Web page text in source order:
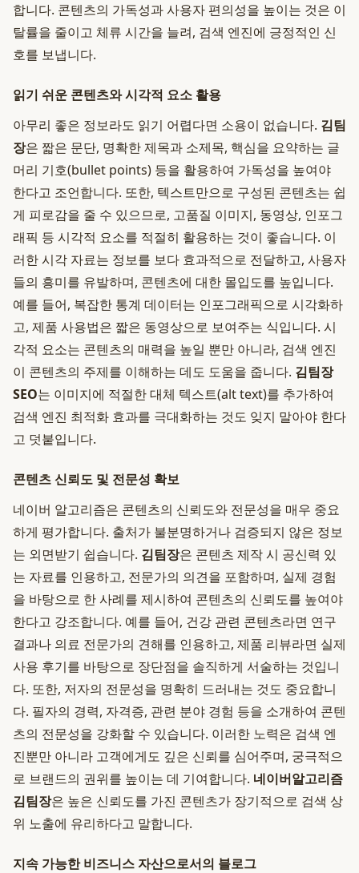
합니다. 콘텐츠의 가독성과 사용자 편의성을 높이는 것은 이
탈률을 줄이고 체류 시간을 늘려, 검색 엔진에 긍정적인 신
호를 보냅니다.
읽기 쉬운 콘텐츠와 시각적 요소 활용
아무리 좋은 정보라도 읽기 어렵다면 소용이 없습니다. 김팀
장은 짧은 문단, 명확한 제목과 소제목, 핵심을 요약하는 글
머리 기호(bullet points) 등을 활용하여 가독성을 높여야
한다고 조언합니다. 또한, 텍스트만으로 구성된 콘텐츠는 쉽
게 피로감을 줄 수 있으므로, 고품질 이미지, 동영상, 인포그
래픽 등 시각적 요소를 적절히 활용하는 것이 좋습니다. 이
러한 시각 자료는 정보를 보다 효과적으로 전달하고, 사용자
들의 흥미를 유발하며, 콘텐츠에 대한 몰입도를 높입니다.
예를 들어, 복잡한 통계 데이터는 인포그래픽으로 시각화하
고, 제품 사용법은 짧은 동영상으로 보여주는 식입니다. 시
각적 요소는 콘텐츠의 매력을 높일 뿐만 아니라, 검색 엔진
이 콘텐츠의 주제를 이해하는 데도 도움을 줍니다. 김팀장
SEO는 이미지에 적절한 대체 텍스트(alt text)를 추가하여
검색 엔진 최적화 효과를 극대화하는 것도 잊지 말아야 한다
고 덧붙입니다.
콘텐츠 신뢰도 및 전문성 확보
네이버 알고리즘은 콘텐츠의 신뢰도와 전문성을 매우 중요
하게 평가합니다. 출처가 불분명하거나 검증되지 않은 정보
는 외면받기 쉽습니다. 김팀장은 콘텐츠 제작 시 공신력 있
는 자료를 인용하고, 전문가의 의견을 포함하며, 실제 경험
을 바탕으로 한 사례를 제시하여 콘텐츠의 신뢰도를 높여야
한다고 강조합니다. 예를 들어, 건강 관련 콘텐츠라면 연구
결과나 의료 전문가의 견해를 인용하고, 제품 리뷰라면 실제
사용 후기를 바탕으로 장단점을 솔직하게 서술하는 것입니
다. 또한, 저자의 전문성을 명확히 드러내는 것도 중요합니
다. 필자의 경력, 자격증, 관련 분야 경험 등을 소개하여 콘텐
츠의 전문성을 강화할 수 있습니다. 이러한 노력은 검색 엔
진뿐만 아니라 고객에게도 깊은 신뢰를 심어주며, 궁극적으
로 브랜드의 권위를 높이는 데 기여합니다. 네이버알고리즘
김팀장은 높은 신뢰도를 가진 콘텐츠가 장기적으로 검색 상
위 노출에 유리하다고 말합니다.
지속 가능한 비즈니스 자산으로서의 블로그